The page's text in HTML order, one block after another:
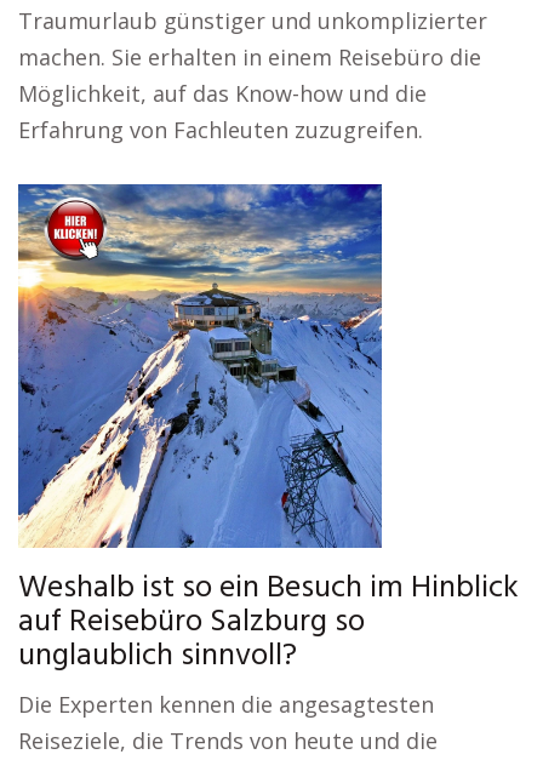
Traumurlaub günstiger und unkomplizierter
machen. Sie erhalten in einem Reisebüro die
Möglichkeit, auf das Know-how und die
Erfahrung von Fachleuten zuzugreifen.
Weshalb ist so ein Besuch im Hinblick
auf Reisebüro Salzburg so
unglaublich sinnvoll?
Die Experten kennen die angesagtesten
Reiseziele, die Trends von heute und die